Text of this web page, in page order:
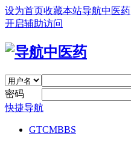
设为首页收藏本站导航中医药
开启辅助访问
密码
快捷导航
GTCMBBS